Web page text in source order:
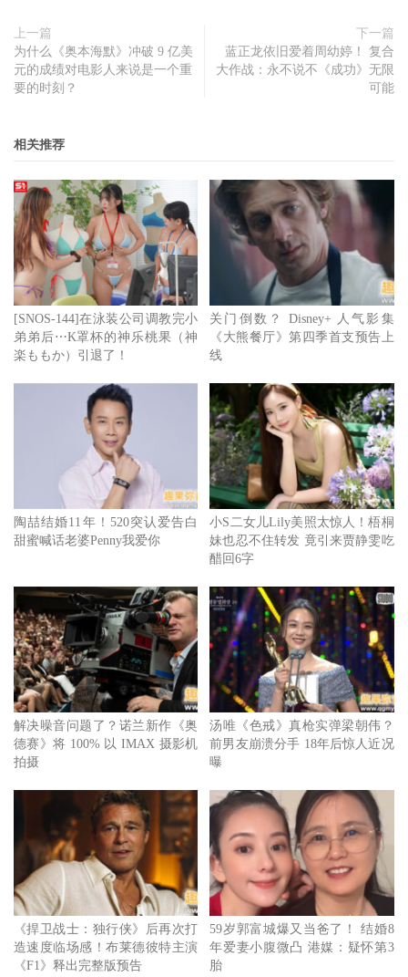
《三个傻瓜》演员阿克希尔米斯拉跌倒过世，享年67岁。
当时他坐在厨房的凳子上，但突然摔倒导致头部受伤，等到
家人发现时已经过一段时间，他昏迷倒在血泊中，送医后尽
管医生全力抢救，但最终回天乏术，几个小时后在医院离
世。
他的妻子是在印度发展的德裔女星苏珊伯纳特（Suzanne
Bernert），正在外地拍摄新片，得知消息后紧急赶回家中，
亲友透露她处于震惊之中。苏珊娜也对媒体表示：我的心碎
了，我的另一半已经消失了。
《三个傻瓜》演员阿克希尔米斯拉过世，亲友都难以接受。
上一篇
为什么《奥本海默》冲破 9 亿美
元的成绩对电影人来说是一个重
要的时刻？
下一篇
蓝正龙依旧爱着周幼婷！ 复合
大作战：永不说不《成功》无限
可能
相关推荐
[SNOS-144]在泳装公司调教完小
弟弟后⋯K罩杯的神乐桃果（神
楽ももか）引退了！
关门倒数？ Disney+ 人气影集
《大熊餐厅》第四季首支预告上
线
陶喆结婚11年！520突认爱告白
甜蜜喊话老婆Penny我爱你
小S二女儿Lily美照太惊人！梧桐
妹也忍不住转发 竟引来贾静雯吃
醋回6字
解决噪音问题了？诺兰新作《奥
德赛》将 100% 以 IMAX 摄影机
拍摄
汤唯《色戒》真枪实弹梁朝伟？
前男友崩溃分手 18年后惊人近况
曝
《捍卫战士：独行侠》后再次打
造速度临场感！布莱德彼特主演
《F1》释出完整版预告
59岁郭富城爆又当爸了！ 结婚8
年爱妻小腹微凸 港媒：疑怀第3
胎